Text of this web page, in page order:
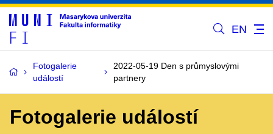
EN
Fotogalerie
událostí
2022-05-19 Den s průmyslovými
partnery
Fotogalerie událostí